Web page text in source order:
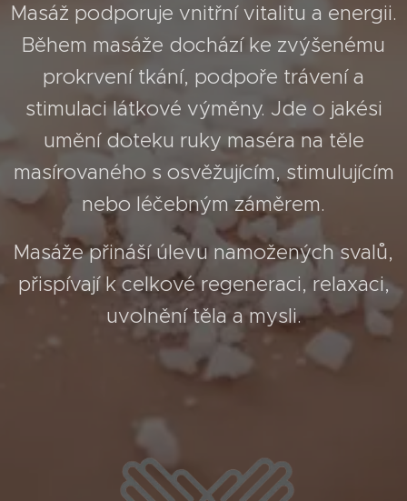
Masáž podporuje vnitřní vitalitu a energii.
Během masáže dochází ke zvýšenému
prokrvení tkání, podpoře trávení a
stimulaci látkové výměny. Jde o jakési
umění doteku ruky maséra na těle
masírovaného s osvěžujícím, stimulujícím
nebo léčebným záměrem.
Masáže přináší úlevu namožených svalů,
přispívají k celkové regeneraci, relaxaci,
uvolnění těla a mysli.